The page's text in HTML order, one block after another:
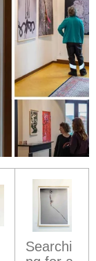
Searchi